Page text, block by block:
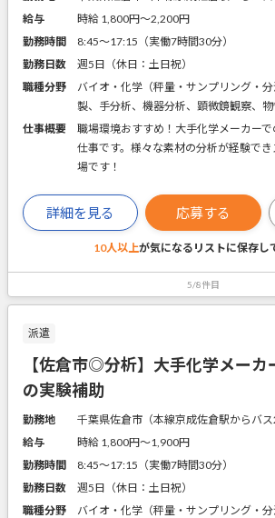
給与
時給 1,800円〜2,200円
勤務時間
8:45～17:15（実働7時間30分）
勤務日数
週5日（休日：土日祝）
職種分野
バイオ・化学（秤量・サンプリング・
製、手分析、機器分析、顕微鏡観察、物
仕事概要
職場環境おすすめ！大手化学メーカー
仕事です。様々な素材の分析が経験で
場です！
詳細を見る 応募する
10人以上が気になるリストに保存し
5/8件目
派遣
【佐倉市◎分析】大手化学メーカ
の実験補助
勤務地
千葉県佐倉市（本線京成佐倉駅からバス
給与
時給 1,800円〜1,900円
勤務時間
8:45～17:15（実働7時間30分）
勤務日数
週5日（休日：土日祝）
職種分野
バイオ・化学（秤量・サンプリング・